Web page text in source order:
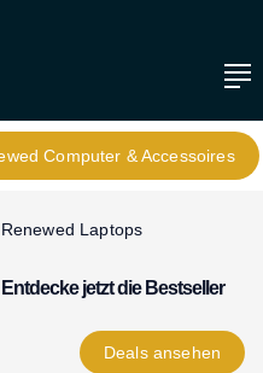
Computer & Accessoires
Renewed Laptops
jetzt die Bestseller
Dealsansehen